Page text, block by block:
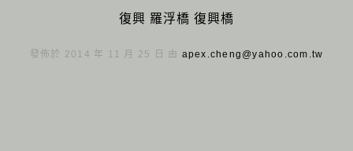
復興 羅浮橋 復興橋
發佈於 2014 年 11 月 25 日 由 apex.cheng@yahoo.com.tw